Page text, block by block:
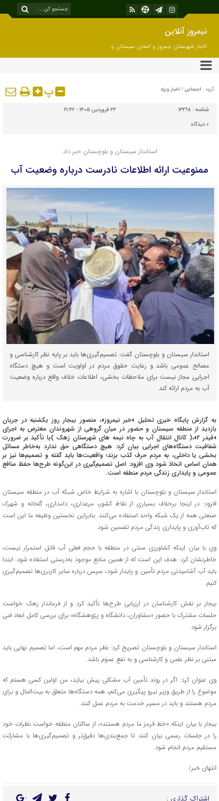
نیمروز آنلاین
اخبار شهرستان نیمروز و استان سیستان و
بلوچستان
گروه : اجتماعی / اخبار ویژه پ
شناسه : 13298
۲۳ فروردین ۱۴۰۵ - ۲۱:۴۲
۰ دیدگاه
استاندار سیستان‌ و بلوچستان خبر داد:
ممنوعیت ارائه اطلاعات نادرست درباره وضعیت آب
استاندار سیستان و بلوچستان گفت: تصمیم‌گیری‌ها باید بر پایه نظر کارشناسی و
مصالح عمومی باشد و رعایت حقوق مردم در اولویت است و هیچ دستگاه
اجرایی مجاز نیست برای ملاحظات بخشی، اطلاعات خلاف واقع درباره وضعیت
آب به مردم ارائه کند.
به گزارش پایگاه خبری تحلیل «خبر نیمروز»، منصور بیجار روز یکشنبه در جریان
بازدید از منطقه سیستان و حضور در میان گروهی از شهروندان معترض به اجرای
«فیدر ۲»،( کانال انتقال آب به چاه نیمه های شهرستان زهک )با تأکید بر ضرورت
شفافیت دستگاه‌های اجرایی بیان کرد: هیچ دستگاهی حق ندارد به‌خاطر مسائل
بخشی یا داخلی، به مردم حرف کذب بزند؛ واقعیت‌ها باید گفته و تصمیم‌ها نیز بر
همان اساس اتخاذ شود.وی افزود: اصل تصمیم‌گیری در این‌گونه طرح‌ها حفظ منافع
عمومی و پایداری زندگی مردم منطقه است.
استاندار سیستان و بلوچستان با اشاره به شرایط خاص شبکه آب در منطقه سیستان
افزود: در اینجا برخلاف بسیاری از نقاط کشور، مرغداری، دامداری، گلخانه و شهرک
صنعتی همه از یک شبکه واحد استفاده می‌کنند. بنابراین نخستین وظیفه ما این است
که تاب‌آوری و پایداری زندگی مردم تضمین شود.
وی با بیان اینکه کشاورزی سنتی در منطقه با حجم فعلی آب قابل استمرار نیست،
خاطرنشان کرد: هدف این است که از همین منابع موجود به‌درستی استفاده شود. ابتدا
باید آب آشامیدنی مردم تأمین و پایدار شود، سپس درباره سایر کاربری‌ها تصمیم‌گیری
کنیم.
بیجار بر نقش کارشناسان در ارزیابی طرح‌ها تأکید کرد و از فرماندار زهک خواست
جلسات مشترک با حضور «مشاوران، دانشگاه و پژوهشگاه» برای بررسی کامل ابعاد فنی
برگزار شود.
استاندار سیستان و بلوچستان تصریح کرد: نظر مردم مهم است، اما تصمیم نهایی باید
مبتنی بر نظر علمی و کارشناسی و به نفع عموم باشد.
وی عنوان کرد: اگر در روند تأمین آب مشکلی پیش بیاید، من اولین کسی هستم که
موضوع را از طریق وزیر نیرو پیگیری می‌کنم، همه دستگاه‌ها متعلق به بیت‌المال و برای
مردم هستند و باید در مسیر خدمت به مردم عمل کنند.
بیجار با بیان اینکه «خط قرمز ما مردم هستند»، از ساکنان منطقه خواست نظرات خود
را در جلسات رسمی بیان کنند تا جمع‌بندی‌ها دقیق‌تر و تصمیم‌گیری‌ها با مشارکت
مستقیم مردم انجام شود.
انتهای خبر/
اشتراک گذاری :